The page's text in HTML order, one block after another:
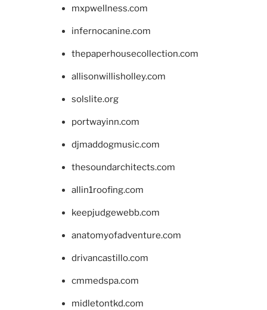
mxpwellness.com
infernocanine.com
thepaperhousecollection.com
allisonwillisholley.com
solslite.org
portwayinn.com
djmaddogmusic.com
thesoundarchitects.com
allin1roofing.com
keepjudgewebb.com
anatomyofadventure.com
drivancastillo.com
cmmedspa.com
midletontkd.com